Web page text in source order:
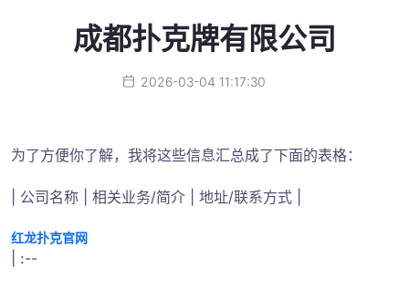
成都扑克牌有限公司
2026-03-04 11:17:30
为了方便你了解，我将这些信息汇总成了下面的表格：
| 公司名称 | 相关业务/简介 | 地址/联系方式 |
红龙扑克官网
| :--